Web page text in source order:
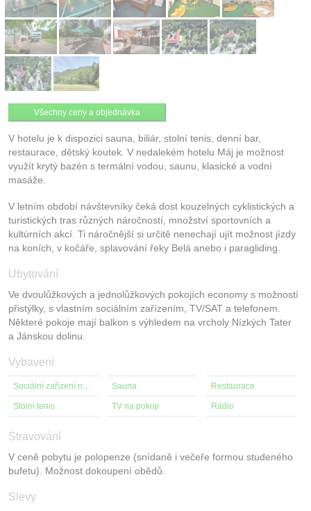
Všechny ceny a objednávka
V hotelu je k dispozici sauna, biliár, stolní tenis, denní bar,
restaurace, dětský koutek. V nedalekém hotelu Máj je možnost
využít krytý bazén s termální vodou, saunu, klasické a vodní
masáže.
V letním období návštevníky čeká dost kouzelných cyklistických a
turistických tras různých náročností, množství sportovních a
kultúrních akcí. Ti náročnější si určitě nenechají ujít možnost jízdy
na koních, v kočáře, splavování řeky Belá anebo i paragliding.
Ubytování
Ve dvoulůžkových a jednolůžkových pokojích economy s možností
přistýlky, s vlastním sociálním zařízením, TV/SAT a telefonem.
Některé pokoje mají balkon s výhledem na vrcholy Nízkých Tater
a Jánskou dolinu.
Vybavení
Sociální zařízení na pokoji Sauna Restaurace
Stolní tenis TV na pokoji Rádio
Stravování
V ceně pobytu je polopenze (snídaně i večeře formou studeného
bufetu). Možnost dokoupení obědů.
Slevy